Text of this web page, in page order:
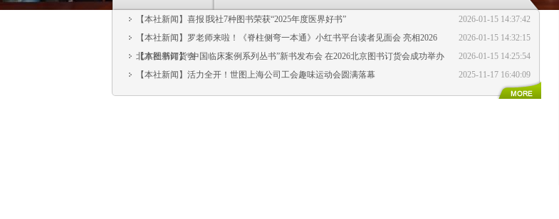
2026-01-15 14:37:42
【本社新闻】喜报∣我社7种图书荣获“2025年度医界好书”
2026-01-15 14:32:15
【本社新闻】罗老师来啦！《脊柱侧弯一本通》小红书平台读者见面会 亮相2026
北京图书订货会
2026-01-15 14:25:54
【本社新闻】“中国临床案例系列丛书”新书发布会 在2026北京图书订货会成功举办
2025-11-17 16:40:09
【本社新闻】活力全开！世图上海公司工会趣味运动会圆满落幕